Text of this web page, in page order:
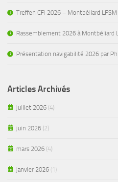
Treffen CFI 2026 – Montbéliard LFSM
Rassemblement 2026 à Montbéliard
Présentation navigabilité 2026 par
Articles Archivés
juillet 2026 (4)
juin 2026 (2)
mars 2026 (4)
janvier 2026 (1)